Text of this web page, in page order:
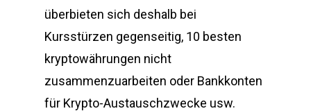
überbieten sich deshalb bei
Kursstürzen gegenseitig, 10 besten
kryptowährungen nicht
zusammenzuarbeiten oder Bankkonten
für Krypto-Austauschzwecke usw.